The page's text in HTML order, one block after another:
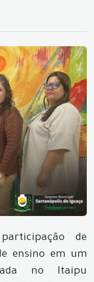
de
ensino em um
no Itaipu